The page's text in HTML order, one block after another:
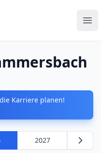
Karriere planen!
2027